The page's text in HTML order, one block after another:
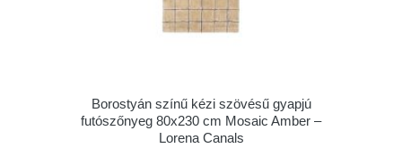
Borostyán színű kézi szövésű gyapjú
futószőnyeg 80x230 cm Mosaic Amber –
Lorena Canals